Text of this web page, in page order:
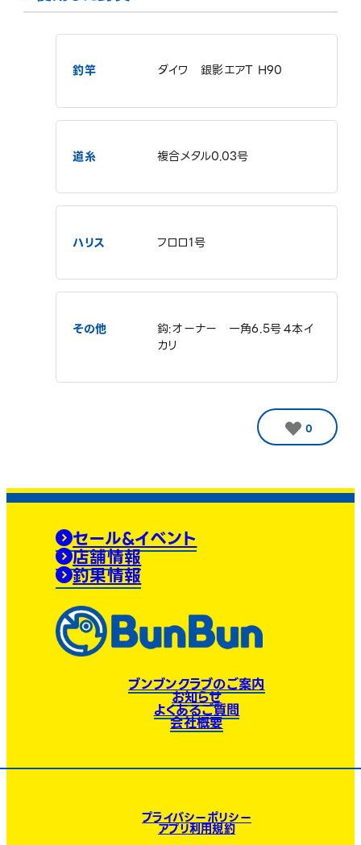
釣竿 ダイワ 銀影エアT H90
道糸 複合メタル0.03号
ハリス フロロ1号
その他
鈎:オーナー 一角6.5号４本イ
カリ
0
セール&イベント
店舗情報
釣果情報
ブンブンクラブのご案内
お知らせ
よくあるご質問
会社概要
プライバシーポリシー
アプリ利用規約